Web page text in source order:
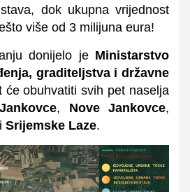
dok ukupna vrijednost
više od 3 milijuna eura!
donijelo je Ministarstvo
graditeljstva i državne
će obuhvatiti svih pet naselja
, Nove Jankovce,
i Srijemske Laze.